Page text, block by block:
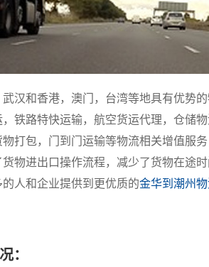
汉和香港，澳门，台湾等地具有优势
铁路特快运输，航空货运代理，仓储
打包，门到门运输等物流相关增值服
物进出口操作流程，减少了货物在途
人和企业提供到更优质的金华到潮州
：